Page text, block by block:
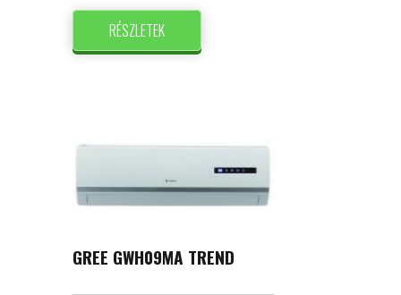
RÉSZLETEK
GREE GWH09MA TREND